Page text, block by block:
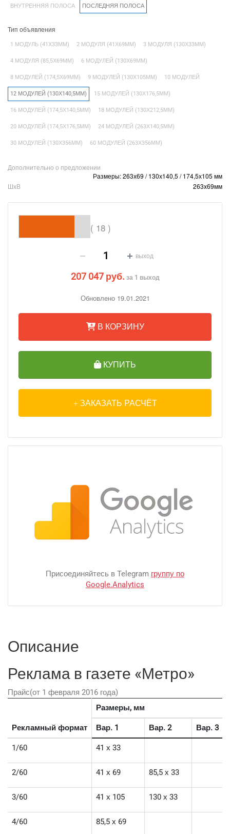
ВНУТРЕННЯЯ ПОЛОСА ПОСЛЕДНЯЯ ПОЛОСА
Тип объявления
1 МОДУЛЬ (41Х33ММ) 2 МОДУЛЯ (41Х69ММ) 3 МОДУЛЯ (130Х33ММ)
4 МОДУЛЯ (85,5Х69ММ) 6 МОДУЛЕЙ (130Х69ММ)
8 МОДУЛЕЙ (174,5Х69ММ) 9 МОДУЛЕЙ (130Х105ММ) 10 МОДУЛЕЙ
12 МОДУЛЕЙ (130Х140,5ММ) 15 МОДУЛЕЙ (130Х176,5ММ)
16 МОДУЛЕЙ (174,5Х140,5ММ) 18 МОДУЛЕЙ (130Х212,5ММ)
20 МОДУЛЕЙ (174,5Х176,5ММ) 24 МОДУЛЕЙ (263Х140,5ММ)
30 МОДУЛЕЙ (130Х356ММ) 60 МОДУЛЕЙ (263Х356ММ)
Дополнительно о предложении
Размеры: 263х69 / 130х140,5 / 174,5х105 мм
ШхВ
263x69мм
( 18 )
выход
207 047 руб. за 1 выход
Обновлено 19.01.2021
В КОРЗИНУ
КУПИТЬ
ЗАКАЗАТЬ РАСЧЁТ
Присоединяйтесь в Telegram группу по
Google.Analytics
Описание
Реклама в газете «Метро»
Прайс(от 1 февраля 2016 года)
Рекламный формат
Размеры, мм
Вар. 1 Вар. 2 Вар. 3
1/60 41 х 33
2/60 41 х 69 85,5 х 33
3/60 41 х 105 130 х 33
4/60 85,5 х 69